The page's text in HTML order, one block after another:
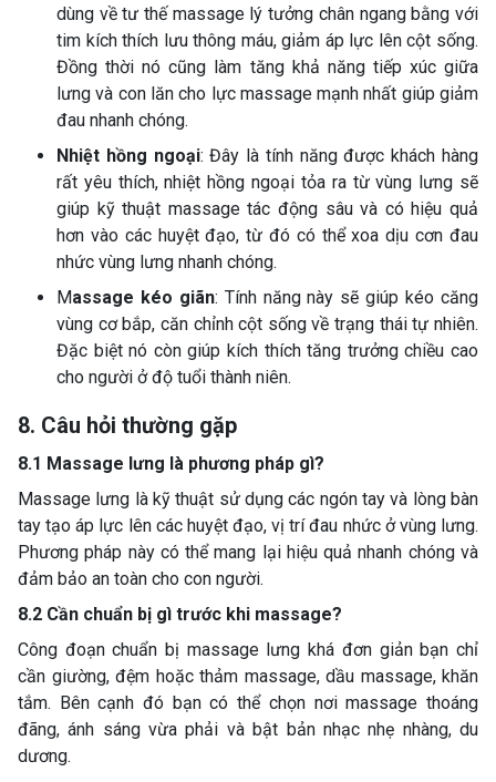
dùng về tư thế massage lý tưởng chân ngang bằng với
tim kích thích lưu thông máu, giảm áp lực lên cột sống.
Đồng thời nó cũng làm tăng khả năng tiếp xúc giữa
lưng và con lăn cho lực massage mạnh nhất giúp giảm
đau nhanh chóng.
Nhiệt hồng ngoại: Đây là tính năng được khách hàng
rất yêu thích, nhiệt hồng ngoại tỏa ra từ vùng lưng sẽ
giúp kỹ thuật massage tác động sâu và có hiệu quả
hơn vào các huyệt đạo, từ đó có thể xoa dịu cơn đau
nhức vùng lưng nhanh chóng.
Massage kéo giãn: Tính năng này sẽ giúp kéo căng
vùng cơ bắp, căn chỉnh cột sống về trạng thái tự nhiên.
Đặc biệt nó còn giúp kích thích tăng trưởng chiều cao
cho người ở độ tuổi thành niên.
8. Câu hỏi thường gặp
8.1 Massage lưng là phương pháp gì?
Massage lưng là kỹ thuật sử dụng các ngón tay và lòng bàn
tay tạo áp lực lên các huyệt đạo, vị trí đau nhức ở vùng lưng.
Phương pháp này có thể mang lại hiệu quả nhanh chóng và
đảm bảo an toàn cho con người.
8.2 Cần chuẩn bị gì trước khi massage?
Công đoạn chuẩn bị massage lưng khá đơn giản bạn chỉ
cần giường, đệm hoặc thảm massage, dầu massage, khăn
tắm. Bên cạnh đó bạn có thể chọn nơi massage thoáng
đãng, ánh sáng vừa phải và bật bản nhạc nhẹ nhàng, du
dương.